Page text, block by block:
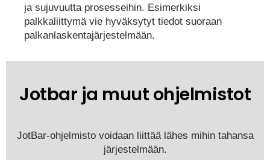
ja sujuvuutta prosesseihin. Esimerkiksi
palkkaliittymä vie hyväksytyt tiedot suoraan
palkanlaskentajärjestelmään.
Jotbar ja muut ohjelmistot
JotBar-ohjelmisto voidaan liittää lähes mihin tahansa
järjestelmään.